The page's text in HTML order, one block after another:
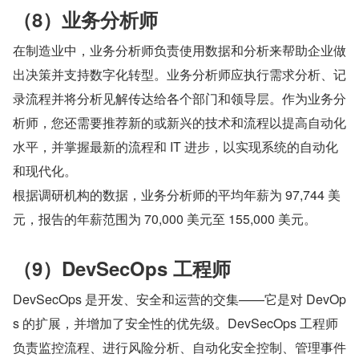
（8）业务分析师
在制造业中，业务分析师负责使用数据和分析来帮助企业做
出决策并支持数字化转型。业务分析师应执行需求分析、记
录流程并将分析见解传达给各个部门和领导层。作为业务分
析师，您还需要推荐新的或新兴的技术和流程以提高自动化
水平，并掌握最新的流程和 IT 进步，以实现系统的自动化
和现代化。
根据调研机构的数据，业务分析师的平均年薪为 97,744 美
元，报告的年薪范围为 70,000 美元至 155,000 美元。
（9）DevSecOps 工程师
DevSecOps 是开发、安全和运营的交集——它是对 DevOp
s 的扩展，并增加了安全性的优先级。DevSecOps 工程师
负责监控流程、进行风险分析、自动化安全控制、管理事件